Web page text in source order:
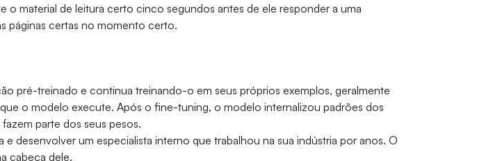
material de leitura certo cinco segundos antes de ele responder a uma
páginas certas no momento certo.
pré-treinado e continua treinando-o em seus próprios exemplos, geralmente
o modelo execute. Após o fine-tuning, o modelo internalizou padrões dos
parte dos seus pesos.
desenvolver um especialista interno que trabalhou na sua indústria por anos. O
cabeça dele.